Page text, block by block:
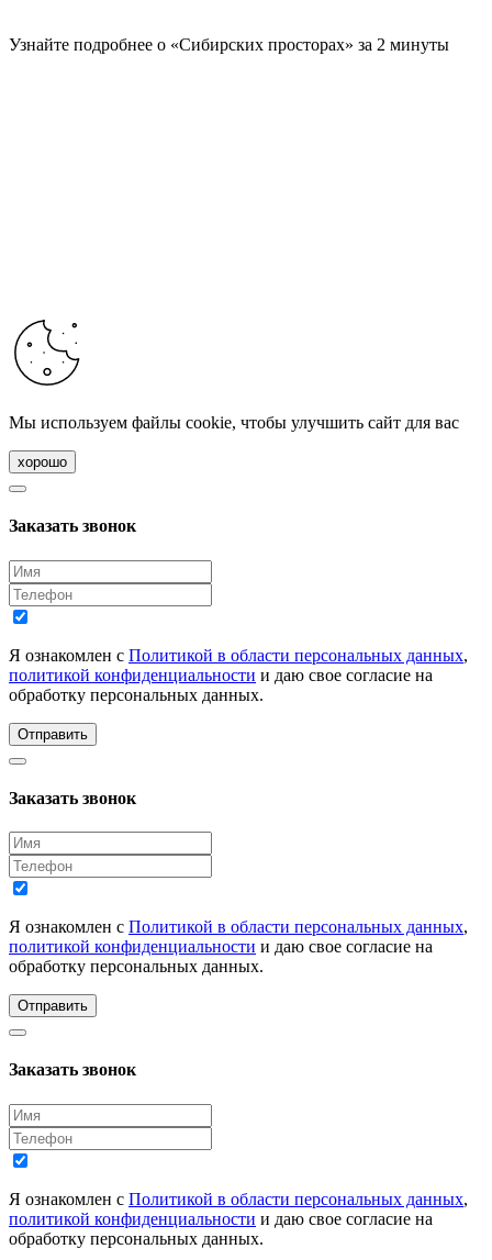
Узнайте подробнее о «Сибирских просторах» за 2 минуты
Мы используем файлы cookie, чтобы улучшить сайт для вас
хорошо
Заказать звонок
Я ознакомлен с Политикой в области персональных данных,
политикой конфиденциальности и даю свое согласие на
обработку персональных данных.
Отправить
Заказать звонок
Я ознакомлен с Политикой в области персональных данных,
политикой конфиденциальности и даю свое согласие на
обработку персональных данных.
Отправить
Заказать звонок
Я ознакомлен с Политикой в области персональных данных,
политикой конфиденциальности и даю свое согласие на
обработку персональных данных.